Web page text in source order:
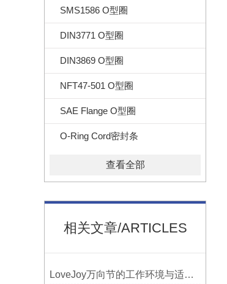
SMS1586 O型圈
DIN3771 O型圈
DIN3869 O型圈
NFT47-501 O型圈
SAE Flange O型圈
O-Ring Cord密封条
查看全部
相关文章/ARTICLES
LoveJoy万向节的工作环境与适用范围